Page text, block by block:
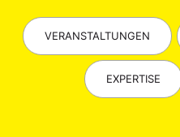
VERANSTALTUNGEN
EXPERTISE